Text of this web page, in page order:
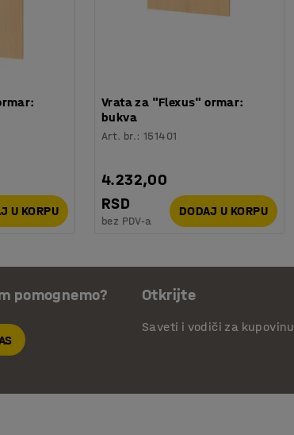
U KORPU
Vrata za "Flexus" ormar:
bukva
Art. br.:151401
4.232,00
RSD
bez PDV-a
DODAJ U KORPU
pomognemo? Otkrijte
Saveti i vodiči za kupovinu